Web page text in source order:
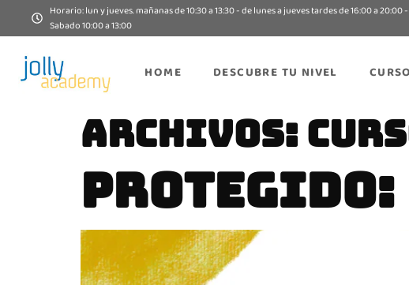
Horario: lun y jueves. mañanas de 10:30 a 13:30 - de lunes a jueves tardes de 16:00 a 20:00
Sabado 10:00 a 13:00
HOME DESCUBRE TU NIVEL
ARCHIVOS: